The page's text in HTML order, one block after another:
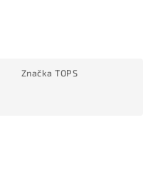
Značka TOPS